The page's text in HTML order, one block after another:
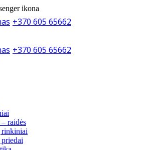
+370 605 65662
+370 605 65662
raidės